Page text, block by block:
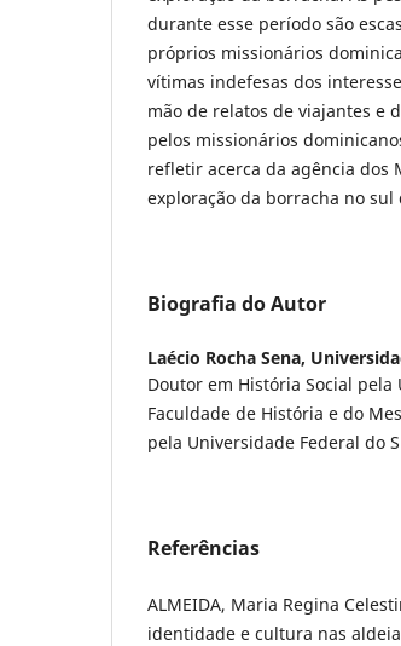
durante esse período são
próprios missionários
vítimas indefesas dos
mão de relatos de viajantes e
pelos missionários
refletir acerca da agência dos
exploração da borracha no
Biografia do Autor
Laécio Rocha Sena,
Doutor em História Social
Faculdade de História e do
pela Universidade Federal do
Referências
ALMEIDA, Maria Regina
identidade e cultura nas